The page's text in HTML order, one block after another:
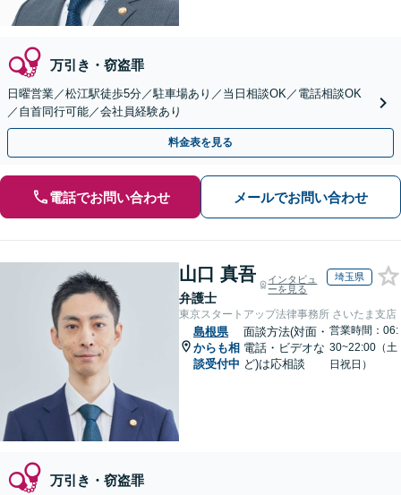
万引き・窃盗罪
日曜営業／松江駅徒歩5分／駐車場あり／当日相談OK／電話相談OK
／自首同行可能／会社員経験あり
料金表を見る
電話でお問い合わせ メールでお問い合わせ
山口 真吾
弁護士
インタビュ
ーを見る
埼玉県
東京スタートアップ法律事務所 さいたま支店
島根県
からも相
談受付中
面談方法(対面・
電話・ビデオな
ど)は応相談
営業時間：06:
30~22:00（土
日祝日）
万引き・窃盗罪